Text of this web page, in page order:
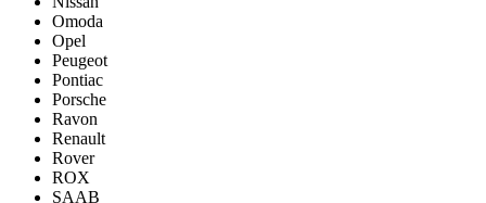
Omoda
Opel
Peugeot
Pontiac
Porsсhe
Ravon
Renault
Rover
ROX
SAAB